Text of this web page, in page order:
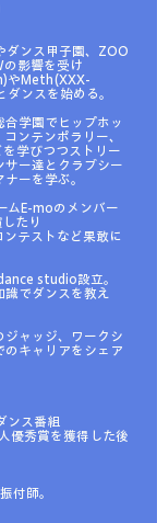
ダンス甲子園、ZOO
の影響を受け
やMeth(XXX-
ダンスを始める。
合学園でヒップホッ
ンテンポラリー、
学びつつストリー
サー達とクラブシー
ーを学ぶ。
ムE-moのメンバー
たり
テストなど果敢に
studio設立。
でダンスを教え
ジャッジ、ワークシ
のキャリアをシェア
ンス番組
優秀賞を獲得した後
付師。